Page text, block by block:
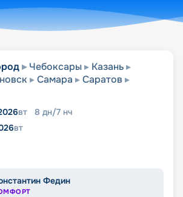
Чебоксары
Казань
Самара
Саратов
вт 8 дн/7 нч
вт
Федин